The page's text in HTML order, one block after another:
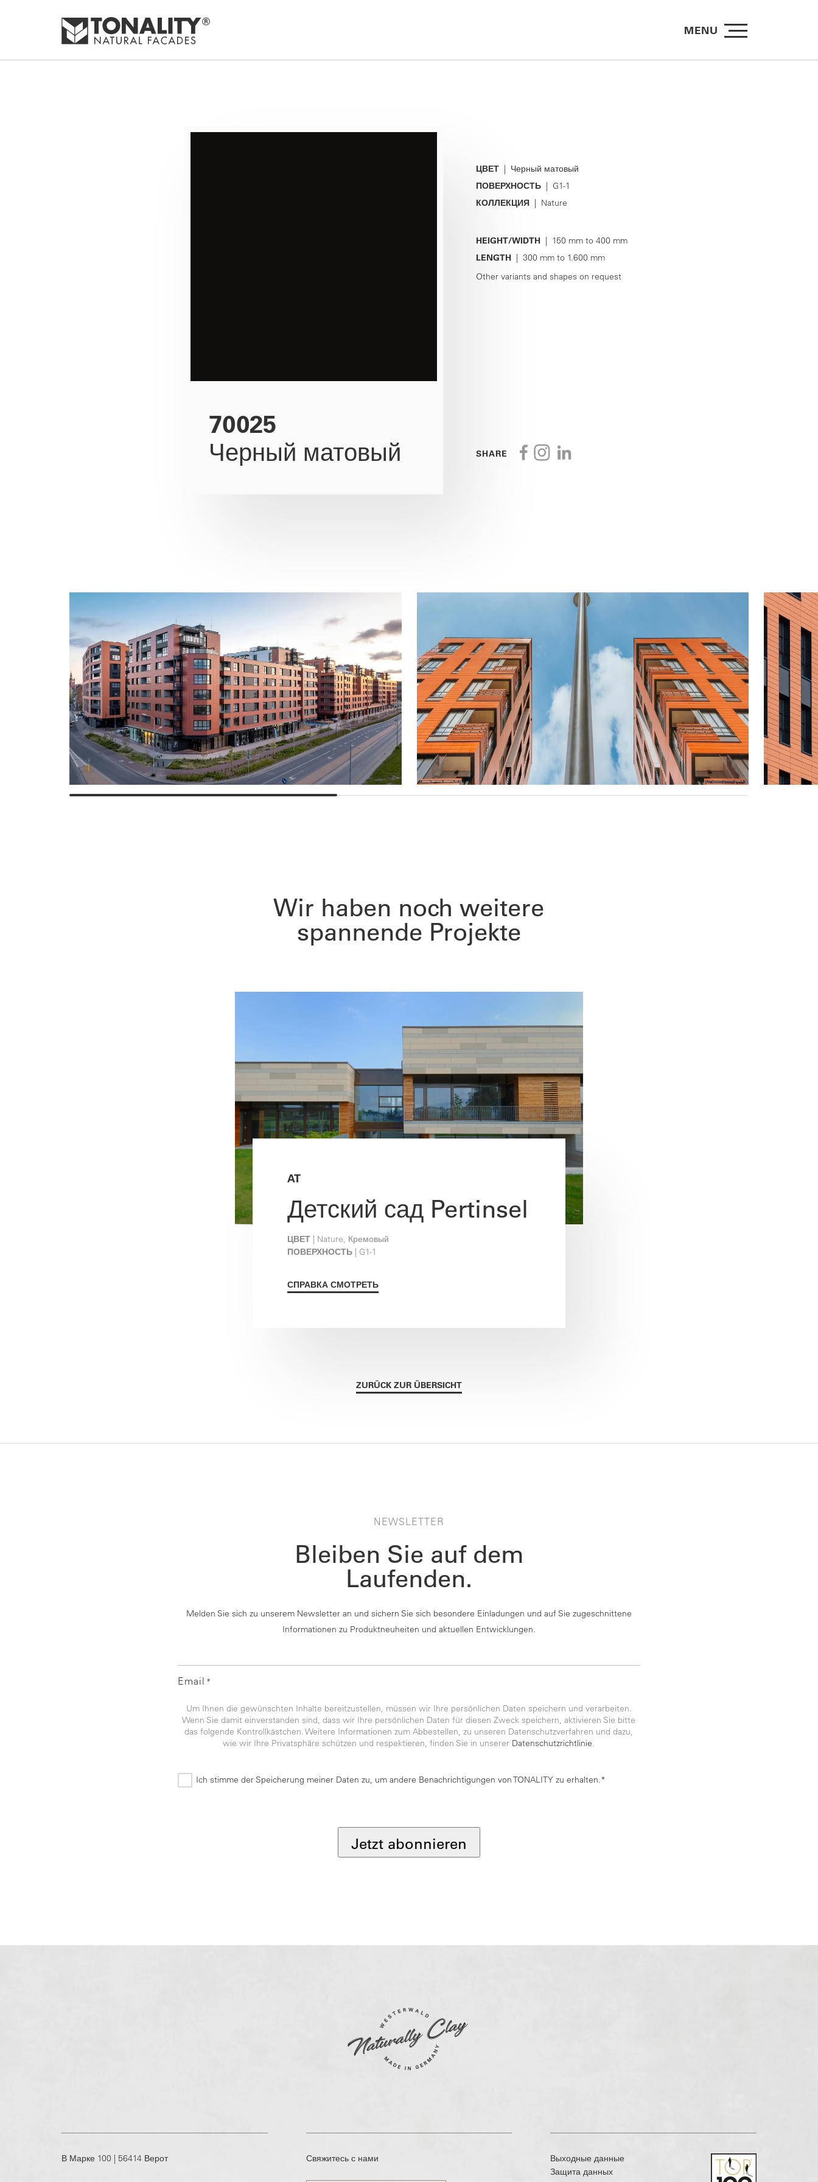
MENU
70025
Черный матовый
ЦВЕТ| Черный матовый
ПОВЕРХНОСТЬ| G1-1
КОЛЛЕКЦИЯ| Nature
HEIGHT/WIDTH| 150 mm to 400 mm
LENGTH| 300 mm to 1.600 mm
Other variants and shapes on request
SHARE
Wir haben noch weitere
spannende Projekte
AT
Детский сад Pertinsel
ЦВЕТ | Nature, Кремовый
ПОВЕРХНОСТЬ | G1-1
СПРАВКА СМОТРЕТЬ
ZURÜCK ZUR ÜBERSICHT
NEWSLETTER
Bleiben Sie auf dem
Laufenden.
Melden Sie sich zu unserem Newsletter an und sichern Sie sich besondere Einladungen und auf Sie zugeschnittene
Informationen zu Produktneuheiten und aktuellen Entwicklungen.
Email *
Um Ihnen die gewünschten Inhalte bereitzustellen, müssen wir Ihre persönlichen Daten speichern und verarbeiten.
Wenn Sie damit einverstanden sind, dass wir Ihre persönlichen Daten für diesen Zweck speichern, aktivieren Sie bitte
das folgende Kontrollkästchen. Weitere Informationen zum Abbestellen, zu unseren Datenschutzverfahren und dazu,
wie wir Ihre Privatsphäre schützen und respektieren, finden Sie in unserer Datenschutzrichtlinie.
Ich stimme der Speicherung meiner Daten zu, um andere Benachrichtigungen von TONALITY zu erhalten.*
Jetzt abonnieren
В Марке 100 | 56414 Верот Свяжитесь с нами
Выходные данные
Защита данных